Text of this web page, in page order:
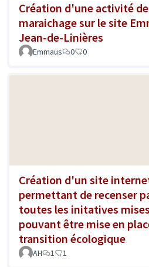
Création d'une activité de
maraichage sur le site
Jean-de-Linières
Emmaüs 0 0
Création d'un site
permettant de recenser
toutes les initatives
pouvant être mise en
transition écologique
AH 1 1